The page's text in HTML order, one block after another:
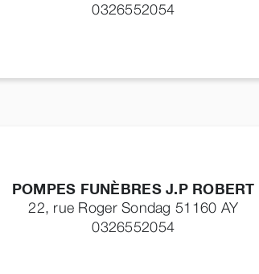
0326552054
POMPES FUNÈBRES J.P ROBERT
22, rue Roger Sondag 51160 AY
0326552054